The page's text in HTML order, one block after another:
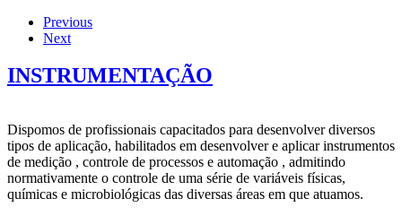
Previous
Next
INSTRUMENTAÇÃO
Dispomos de profissionais capacitados para desenvolver diversos
tipos de aplicação, habilitados em desenvolver e aplicar instrumentos
de medição , controle de processos e automação , admitindo
normativamente o controle de uma série de variáveis físicas,
químicas e microbiológicas das diversas áreas em que atuamos.